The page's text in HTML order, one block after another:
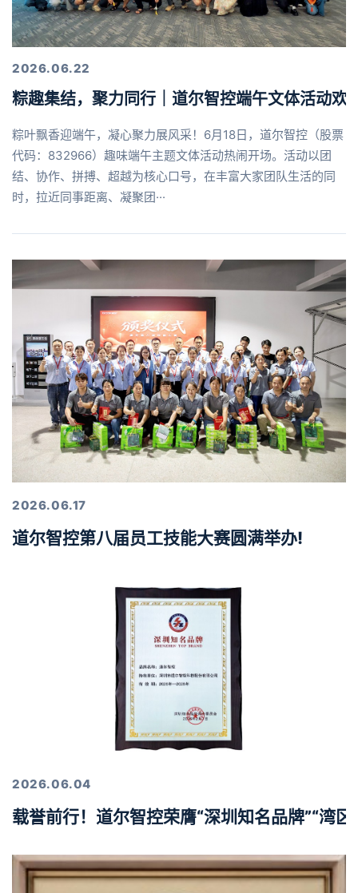
2026.06.22
粽趣集结，聚力同行｜道尔智控端午文体活动欢
粽叶飘香迎端午，凝心聚力展风采！6月18日，道尔智控（股票
代码：832966）趣味端午主题文体活动热闹开场。活动以团
结、协作、拼搏、超越为核心口号，在丰富大家团队生活的同
时，拉近同事距离、凝聚团···
2026.06.17
道尔智控第八届员工技能大赛圆满举办!
2026.06.04
载誉前行！道尔智控荣膺“深圳知名品牌”“湾